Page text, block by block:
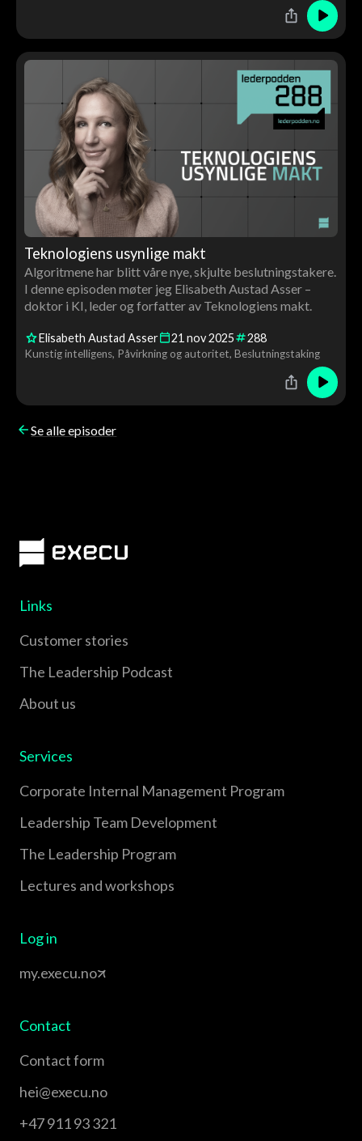
Teknologiens usynlige makt
Algoritmene har blitt våre nye, skjulte beslutningstakere.
I denne episoden møter jeg Elisabeth Austad Asser –
doktor i KI, leder og forfatter av Teknologiens makt.
Elisabeth Austad Asser 21 nov2025 288
Kunstig intelligens Påvirkning og autoritet Beslutningstaking
Se alle episoder
Links
Customer stories
The Leadership Podcast
About us
Services
Corporate Internal Management Program
Leadership Team Development
The Leadership Program
Lectures and workshops
Log in
my.execu.no
Contact
Contact form
hei@execu.no
+47 911 93 321